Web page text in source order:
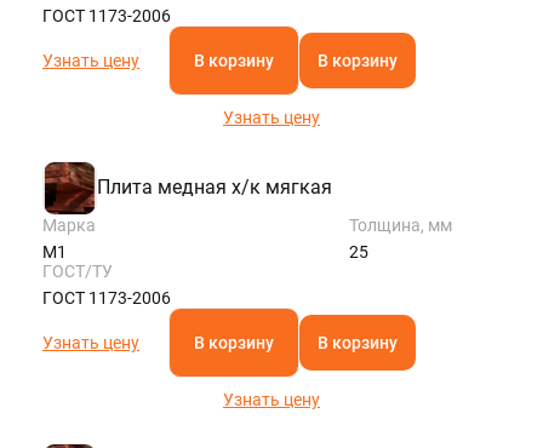
ГОСТ 1173-2006
Узнать цену В корзину В корзину
Узнать цену
Плита медная х/к мягкая
Марка
М1
Толщина, мм
25
ГОСТ/ТУ
ГОСТ 1173-2006
Узнать цену В корзину В корзину
Узнать цену